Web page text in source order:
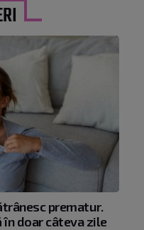
prematur.
doar câteva zile